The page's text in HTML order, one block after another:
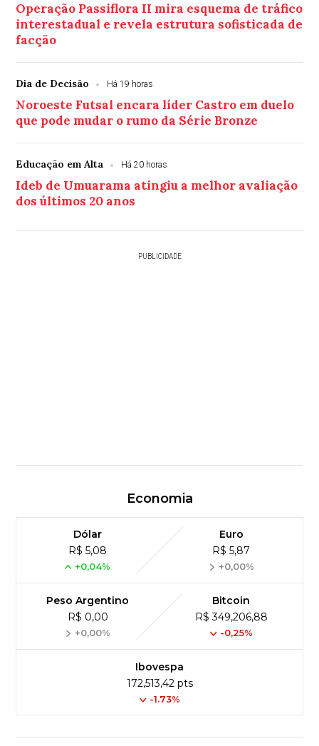
Operação Passiflora II mira esquema de tráfico
interestadual e revela estrutura sofisticada de
facção
Dia de Decisão Há 19 horas
Noroeste Futsal encara líder Castro em duelo
que pode mudar o rumo da Série Bronze
Educação em Alta Há 20 horas
Ideb de Umuarama atingiu a melhor avaliação
dos últimos 20 anos
PUBLICIDADE
Economia
Dólar
R$ 5,08
+0,04%
Euro
R$ 5,87
+0,00%
Peso Argentino
R$ 0,00
+0,00%
Bitcoin
R$ 349,206,88
-0,25%
Ibovespa
172,513,42 pts
-1.73%